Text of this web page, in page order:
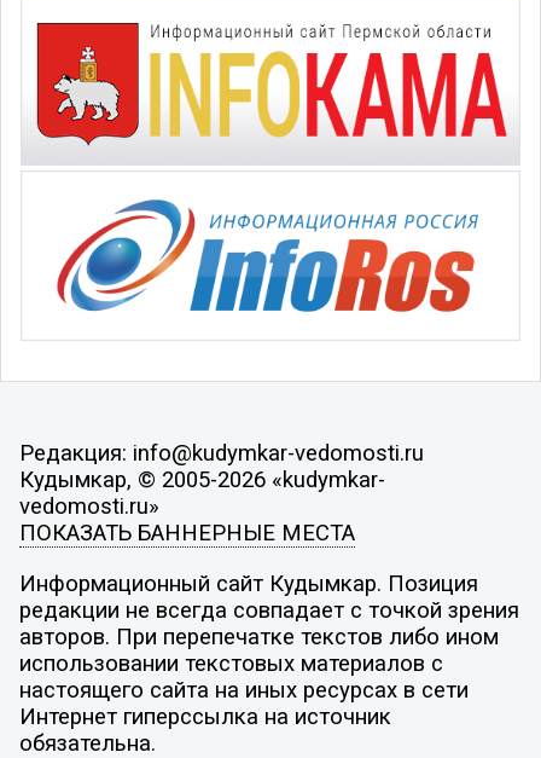
Редакция: info@kudymkar-vedomosti.ru
Кудымкар, © 2005-2026 «kudymkar-
vedomosti.ru»
ПОКАЗАТЬ БАННЕРНЫЕ МЕСТА
Информационный сайт Кудымкар. Позиция
редакции не всегда совпадает с точкой зрения
авторов. При перепечатке текстов либо ином
использовании текстовых материалов с
настоящего сайта на иных ресурсах в сети
Интернет гиперссылка на источник
обязательна.